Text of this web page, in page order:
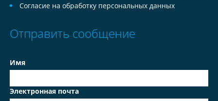
Согласие на обработку персональных данных
Отправить сообщение
Имя
Электронная почта